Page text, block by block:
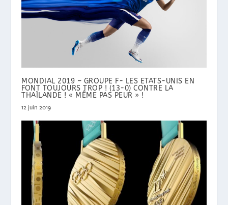
MONDIAL 2019 – GROUPE F- LES ETATS-UNIS EN
FONT TOUJOURS TROP ! (13-0) CONTRE LA
THAÏLANDE ! « MÊME PAS PEUR » !
12 juin 2019